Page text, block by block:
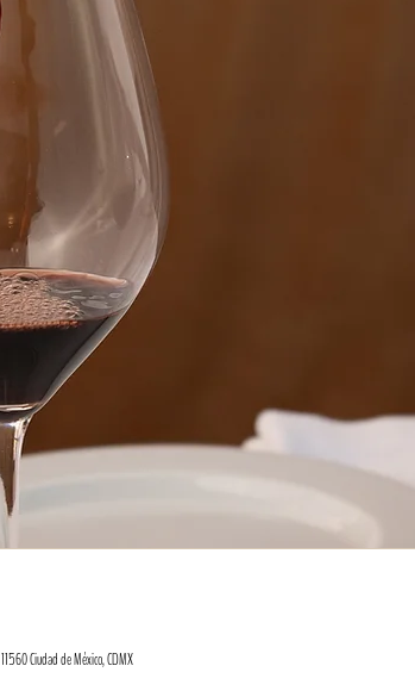
11560 Ciudad de México, CDMX